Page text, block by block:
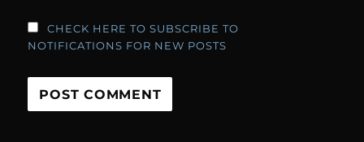
CHECK HERE TO SUBSCRIBE TO
NOTIFICATIONS FOR NEW POSTS